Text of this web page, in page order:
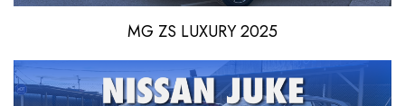
MG ZS LUXURY 2025